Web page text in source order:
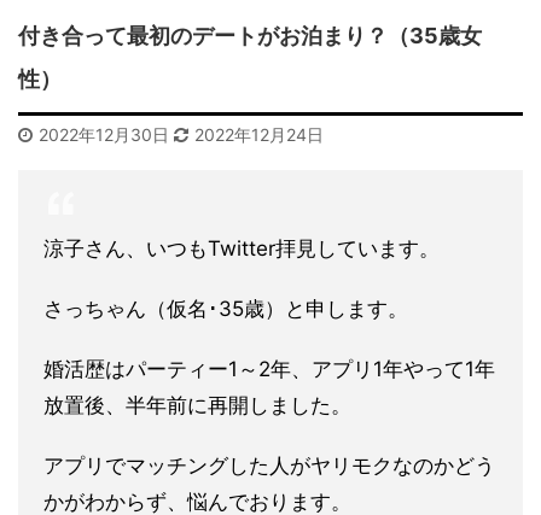
付き合って最初のデートがお泊まり？（35歳女
性）
2022年12月30日 2022年12月24日
涼子さん、いつもTwitter拝見しています。
さっちゃん（仮名･35歳）と申します。
婚活歴はパーティー1～2年、アプリ1年やって1年
放置後、半年前に再開しました。
アプリでマッチングした人がヤリモクなのかどう
かがわからず、悩んでおります。